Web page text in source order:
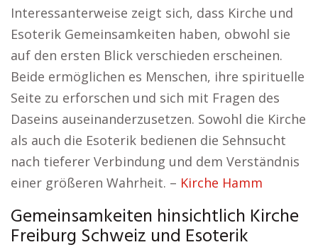
Interessanterweise zeigt sich, dass Kirche und
Esoterik Gemeinsamkeiten haben, obwohl sie
auf den ersten Blick verschieden erscheinen.
Beide ermöglichen es Menschen, ihre spirituelle
Seite zu erforschen und sich mit Fragen des
Daseins auseinanderzusetzen. Sowohl die Kirche
als auch die Esoterik bedienen die Sehnsucht
nach tieferer Verbindung und dem Verständnis
einer größeren Wahrheit. – Kirche Hamm
Gemeinsamkeiten hinsichtlich Kirche
Freiburg Schweiz und Esoterik